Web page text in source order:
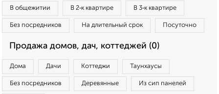
В общежитии В 2‑к квартире В 3‑к квартире
Без посредников На длительный срок Посуточно
Продажа домов, дач, коттеджей (0)
Дома Дачи Коттеджи Таунхаусы
Без посредников Деревянные Из сип панелей